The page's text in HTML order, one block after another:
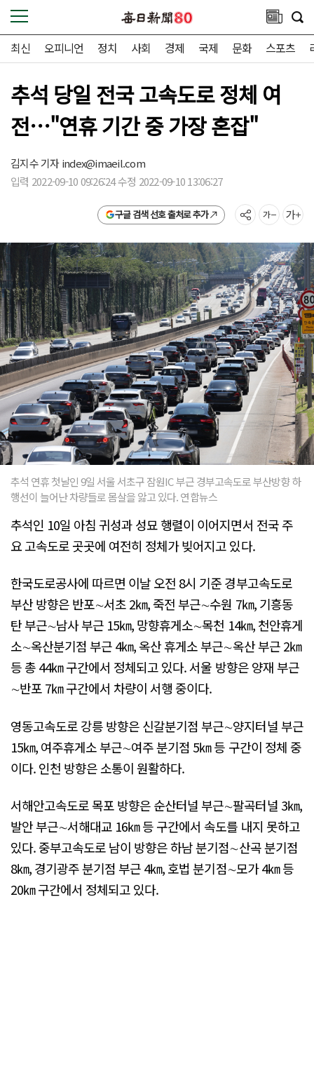
최신 오피니언 정치 사회 경제 국제 문화 스포츠
추석 당일 전국 고속도로 정체 여
전…"연휴 기간 중 가장 혼잡"
김지수 기자index@imaeil.com
입력 2022-09-10 09:26:24 수정 2022-09-10 13:06:27
구글 검색 선호 출처로 추가
추석 연휴 첫날인 9일 서울 서초구 잠원IC 부근 경부고속도로 부산방향 하
행선이 늘어난 차량들로 몸살을 앓고 있다. 연합뉴스
추석인 10일 아침 귀성과 성묘 행렬이 이어지면서 전국 주
요 고속도로 곳곳에 여전히 정체가 빚어지고 있다.
한국도로공사에 따르면 이날 오전 8시 기준 경부고속도로
부산 방향은 반포∼서초 2㎞, 죽전 부근∼수원 7㎞, 기흥동
탄 부근∼남사 부근 15㎞, 망향휴게소∼목천 14㎞, 천안휴게
소∼옥산분기점 부근 4㎞, 옥산 휴게소 부근∼옥산 부근 2㎞
등 총 44㎞ 구간에서 정체되고 있다. 서울 방향은 양재 부근
∼반포 7㎞ 구간에서 차량이 서행 중이다.
영동고속도로 강릉 방향은 신갈분기점 부근∼양지터널 부근
15㎞, 여주휴게소 부근∼여주 분기점 5㎞ 등 구간이 정체 중
이다. 인천 방향은 소통이 원활하다.
서해안고속도로 목포 방향은 순산터널 부근∼팔곡터널 3㎞,
발안 부근∼서해대교 16㎞ 등 구간에서 속도를 내지 못하고
있다. 중부고속도로 남이 방향은 하남 분기점∼산곡 분기점
8㎞, 경기광주 분기점 부근 4㎞, 호법 분기점∼모가 4㎞ 등
20㎞ 구간에서 정체되고 있다.